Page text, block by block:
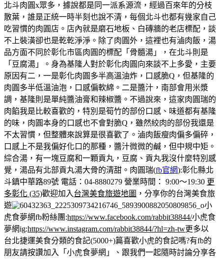
北斗肉圓x眾多，據說都是同一派系源流，經過百來年的分枝
散葉，誰是正統一時半刻也說不清，每個北斗也都有幾家自己
吃習慣的肉圓店。 店內就是磨石地板、白磚牆的老店標配，談
不上裝潢卻也是乾乾淨淨。 除了肉圓外，這裡也有滷肉飯，湯
品方面不同於彰化市區肉圓的標配「骨髓湯」，在北斗則是
「豆腐湯」。 身為基隆人對於彰化肉圓向來談不上多愛，主要
原因有二，一是彰化肉圓多半高溫油炸，口感脆Q，但基隆的
肉圓多半低溫油泡，口感偏軟綿。二是醬汁，南部會用米漿
調，基隆則是單純醬油膏和辣椒醬。不過說來，這家肉圓瑞的
肉餡我是比較喜歡的，特別是筍竹的部份口感、味道都有基隆
的味，肉圓本身的口感也不會對脆Q，雖然絞肉的部份我還是
不太習慣，但整體來說算是很喜歡了。 滷肉飯瘦肉偏多偏碎，
口感上不是我偏好化口的那種，醬汁微微的鹹，但中規中矩。
綜合湯，有一塊豆腐和一顆貢丸，豆腐、貢丸我沒什麼特別感
覺，湯品有北部貢丸湯大骨的清甜。 肉圓瑞(fb官網):彰化縣北
斗鎮中華路89號 電話：04-8880279 營業時間： 9:00～19:30 更
多彰化 (35)歡迎加入 台灣美食旅遊地圖 ，分享你的台灣美食旅
遊
小
虎食夢網fb粉絲團:https://www.facebook.com/rabbit38844/小虎食
夢網ig:https://www.instagram.com/rabbit38844/?hl=zh-tw更多以
台北捷運美食分類的食記(5000+)篇喜歡小虎的食記嗎?有fb的
朋友請按讚加入「小虎食夢網」、跟我們一起隨時討論分享各